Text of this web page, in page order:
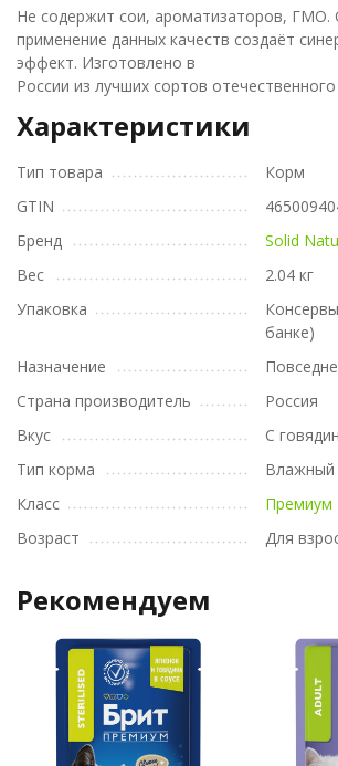
Не содержит сои, ароматизаторов, ГМО.
применение данных качеств создаёт
эффект. Изготовлено в
России из лучших сортов
Характеристики
Тип товара
Корм
GTIN
Бренд
Solid
Вес
2.04 кг
Упаковка
банке)
Назначение
Страна производитель
Россия
Вкус
С
Тип корма
Влажный
Класс
Премиум
Возраст
Для
Рекомендуем